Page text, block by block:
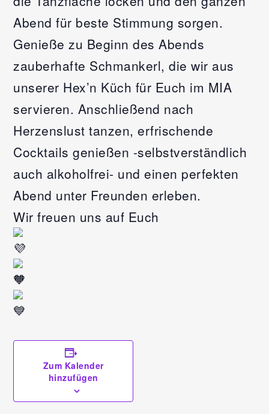
Abend für beste Stimmung sorgen.
Genieße zu Beginn des Abends
zauberhafte Schmankerl, die wir aus
unserer Hex’n Küch für Euch im MIA
servieren. Anschließend nach
Herzenslust tanzen, erfrischende
Cocktails genießen -selbstverständlich
auch alkoholfrei- und einen perfekten
Abend unter Freunden erleben.
Wir freuen uns auf Euch
Zum Kalender
hinzufügen